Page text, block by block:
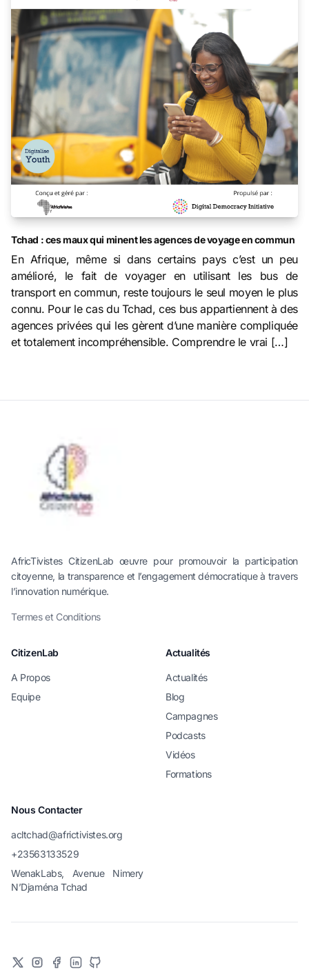
Tchad : ces maux qui minent les agences de voyage en commun
En Afrique, même si dans certains pays c’est un peu
amélioré, le fait de voyager en utilisant les bus de
transport en commun, reste toujours le seul moyen le plus
connu. Pour le cas du Tchad, ces bus appartiennent à des
agences privées qui les gèrent d’une manière compliquée
et totalement incompréhensible. Comprendre le vrai […]
AfricTivistes CitizenLab œuvre pour promouvoir la participation
citoyenne, la transparence et l’engagement démocratique à travers
l’innovation numérique.
Termes et Conditions
CitizenLab
A Propos
Equipe
Actualités
Actualités
Blog
Campagnes
Podcasts
Vidéos
Formations
Nous Contacter
acltchad@africtivistes.org
+23563133529
WenakLabs, Avenue Nimery
N’Djaména Tchad